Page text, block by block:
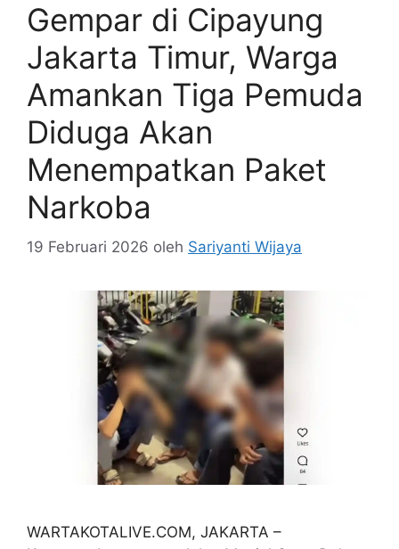
Gempar di Cipayung
Jakarta Timur, Warga
Amankan Tiga Pemuda
Diduga Akan
Menempatkan Paket
Narkoba
19 Februari 2026 oleh Sariyanti Wijaya
WARTAKOTALIVE.COM, JAKARTA –